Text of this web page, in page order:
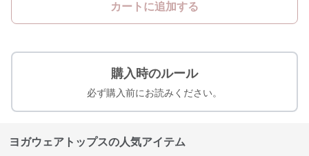
カートに追加する
購入時のルール
必ず購入前にお読みください。
ヨガウェアトップスの人気アイテム